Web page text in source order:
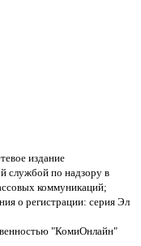
издание
службой по надзору в
коммуникаций;
о регистрации: серия Эл
"КомиОнлайн"